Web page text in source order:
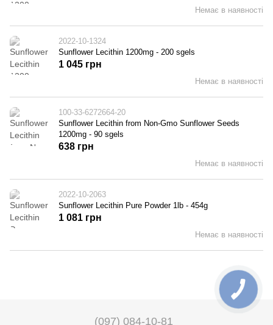
Немає в наявності
2022-10-1324
Sunflower Lecithin 1200mg - 200 sgels
Немає в наявності
1 045 грн
100-33-6272664-20
Sunflower Lecithin from Non-Gmo Sunflower Seeds
1200mg - 90 sgels
Немає в наявності
638 грн
2022-10-2063
Sunflower Lecithin Pure Powder 1lb - 454g
Немає в наявності
1 081 грн
(097) 084-10-81